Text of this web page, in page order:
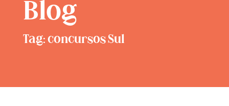
Blog
Tag: concursos Sul